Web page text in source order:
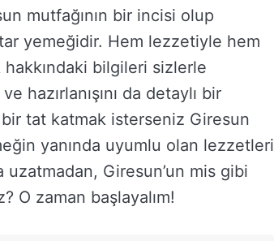
mutfağının bir incisi olup
yemeğidir. Hem lezzetiyle hem
bilgileri sizlerle
hazırlanışını da detaylı bir
bir tat katmak isterseniz Giresun
yanında uyumlu olan lezzetleri
Giresun’un mis gibi
O zaman başlayalım!